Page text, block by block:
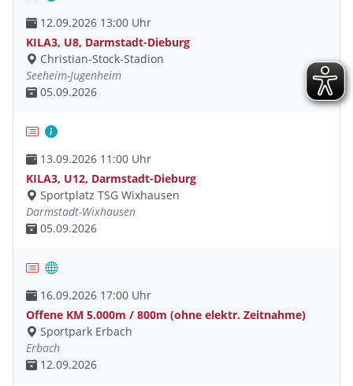
12.09.2026 13:00 Uhr
KILA3, U8, Darmstadt-Dieburg
Christian-Stock-Stadion
Seeheim-Jugenheim
05.09.2026
13.09.2026 11:00 Uhr
KILA3, U12, Darmstadt-Dieburg
Sportplatz TSG Wixhausen
Darmstadt-Wixhausen
05.09.2026
16.09.2026 17:00 Uhr
Offene KM 5.000m / 800m (ohne elektr. Zeitnahme)
Sportpark Erbach
Erbach
12.09.2026